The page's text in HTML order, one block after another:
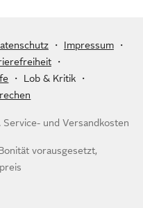
・ Impressum
・
・
・ Lob & Kritik
・
Service- und Versandkosten
vorausgesetzt,